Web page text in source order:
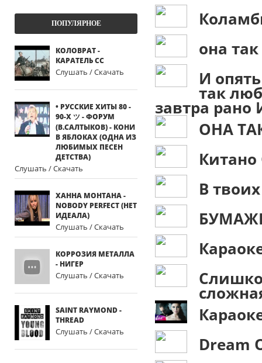
ПОПУЛЯРНОЕ
КОЛОВРАТ -
КАРАТЕЛЬ СС
Слушать / Скачать
• РУССКИЕ ХИТЫ 80 -
90-Х ツ - ФОРУМ
(В.САЛТЫКОВ) - КОНИ
В ЯБЛОКАХ (ОДНА ИЗ
ЛЮБИМЫХ ПЕСЕН
ДЕТСТВА)
Слушать / Скачать
ХАННА МОНТАНА -
NOBODY PERFECT (НЕТ
ИДЕАЛА)
Слушать / Скачать
КОРРОЗИЯ МЕТАЛЛА
- НИГЕР
Слушать / Скачать
SAINT RAYMOND -
THREAD
Слушать / Скачать
она
И
так
завтра рано
ОНА
Китано
В
Dream